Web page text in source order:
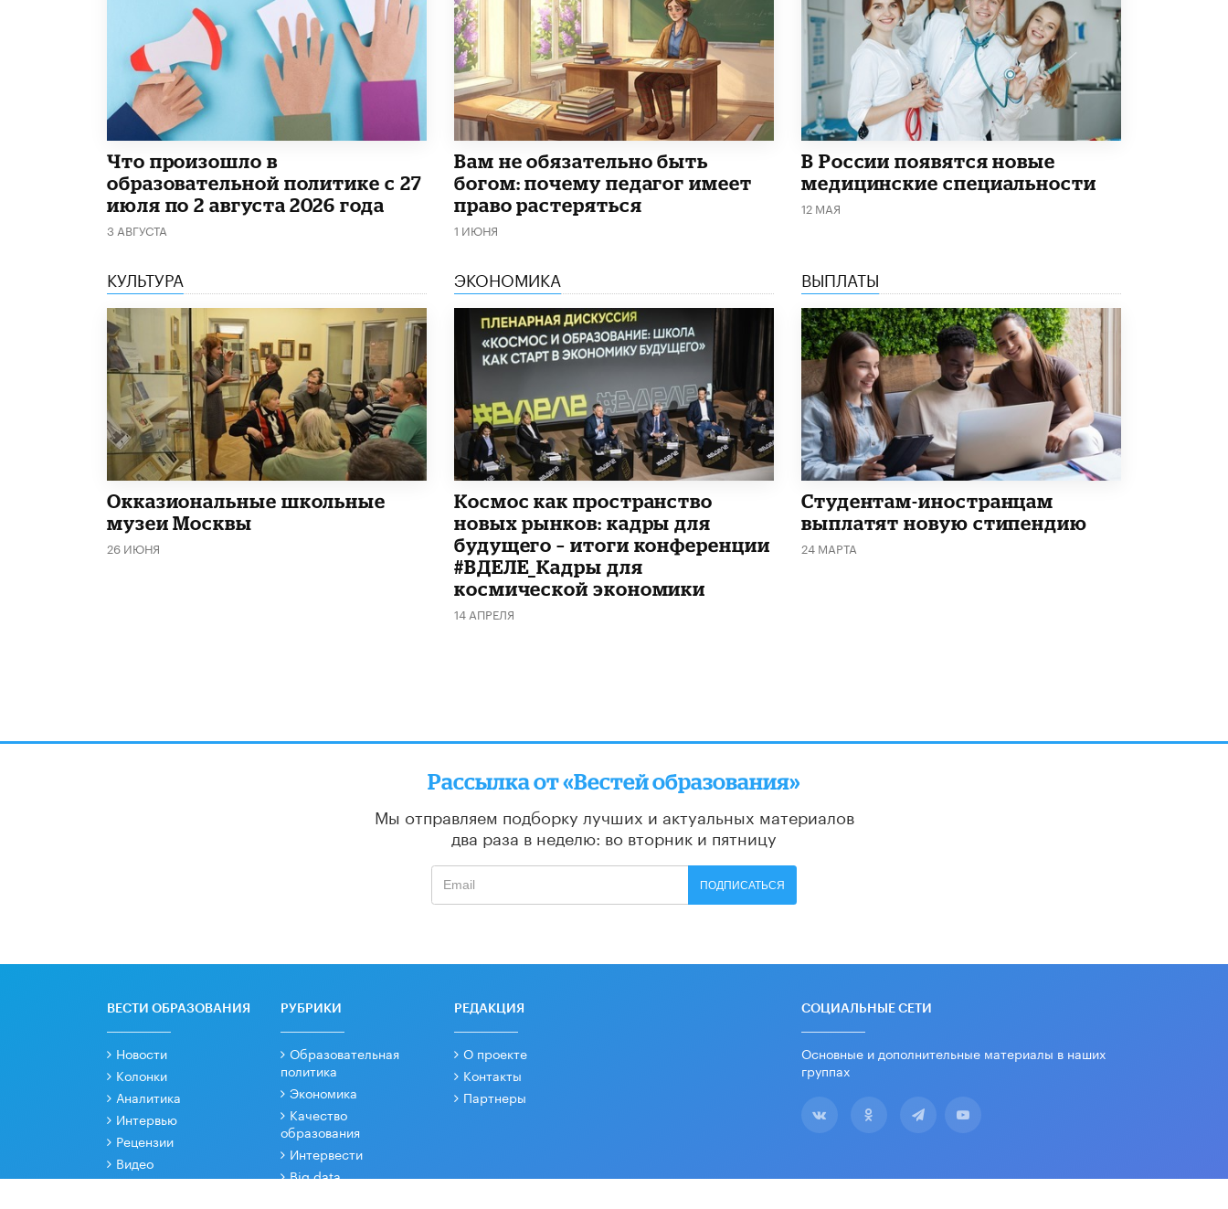
Рособрнадзор ответил на жалобы
школьников на ошибки в ЕГЭ по
русскому
8 ИЮНЯ / ЕГЭ И ОГЭ
Школа «СКОЛКА» и Госкорпорация
«Росатом» подписали соглашение о
сотрудничестве
8 ИЮНЯ /ОБРАЗОВАТЕЛЬНАЯ ПОЛИТИКА
Депутаты призвали не отклонять
дипломы только из-за не пройденного
инженеров
5 ИЮНЯ /УЧЕБНИКИ
Уличенный в списывании школьник
вернул себе призовое место на
олимпиаде через суд
5 ИЮНЯ /ЧТО ПРОИСХОДИТ?
«Евгений Онегин» станет обязательным
для повторения в 10–11-х классах
4 ИЮНЯ /КАЧЕСТВО ОБРАЗОВАНИЯ
В Общественной палате предложили
шить школьную форму с учетом
национальных традиций регионов
подходы к разрешению конфликтов в
​Что произошло в
образовательной политике с 27
июля по 2 августа 2026 года
3 АВГУСТА
​Вам не обязательно быть
богом: почему педагог имеет
право растеряться
1 ИЮНЯ
В России появятся новые
медицинские специальности
12 МАЯ
КУЛЬТУРА
​Окказиональные школьные
музеи Москвы
26 ИЮНЯ
ЭКОНОМИКА
Космос как пространство
новых рынков: кадры для
будущего – итоги конференции
#ВДЕЛЕ_Кадры для
космической экономики
14 АПРЕЛЯ
ВЫПЛАТЫ
Студентам-иностранцам
выплатят новую стипендию
24 МАРТА
Рассылка от «Вестей образования»
Мы отправляем подборку лучших и актуальных материалов
два раза в неделю: во вторник и пятницу
ПОДПИСАТЬСЯ
ВЕСТИ ОБРАЗОВАНИЯ
Новости
Колонки
Аналитика
Интервью
Рецензии
Видео
РУБРИКИ
Образовательная
политика
Экономика
Качество
образования
Интервести
Big data
РЕДАКЦИЯ
О проекте
Контакты
Партнеры
СОЦИАЛЬНЫЕ СЕТИ
Основные и дополнительные материалы в наших
группах